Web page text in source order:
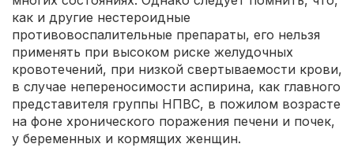
как и другие нестероидные
противовоспалительные препараты, его нельзя
применять при высоком риске желудочных
кровотечений, при низкой свертываемости крови,
в случае непереносимости аспирина, как главного
представителя группы НПВС, в пожилом возрасте
на фоне хронического поражения печени и почек,
у беременных и кормящих женщин.